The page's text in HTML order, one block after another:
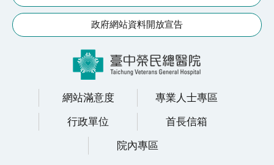
覽
E
政府網站資料開放宣告
網站滿意度
專業人士專區
行政單位
首長信箱
院內專區